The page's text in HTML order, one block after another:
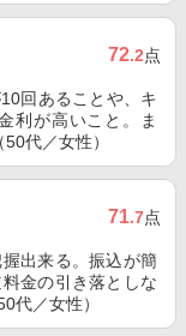
72.2点
回あることや、キ
利が高いこと。ま
代／女性）
71.7点
出来る。振込が簡
金の引き落としな
代／女性）